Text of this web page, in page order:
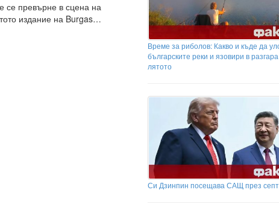
се превърне в сцена на
издание на Burgas…
Време за риболов: Какво и къде да
българските реки и язовири в
лятото
Си Дзинпин посещава САЩ през